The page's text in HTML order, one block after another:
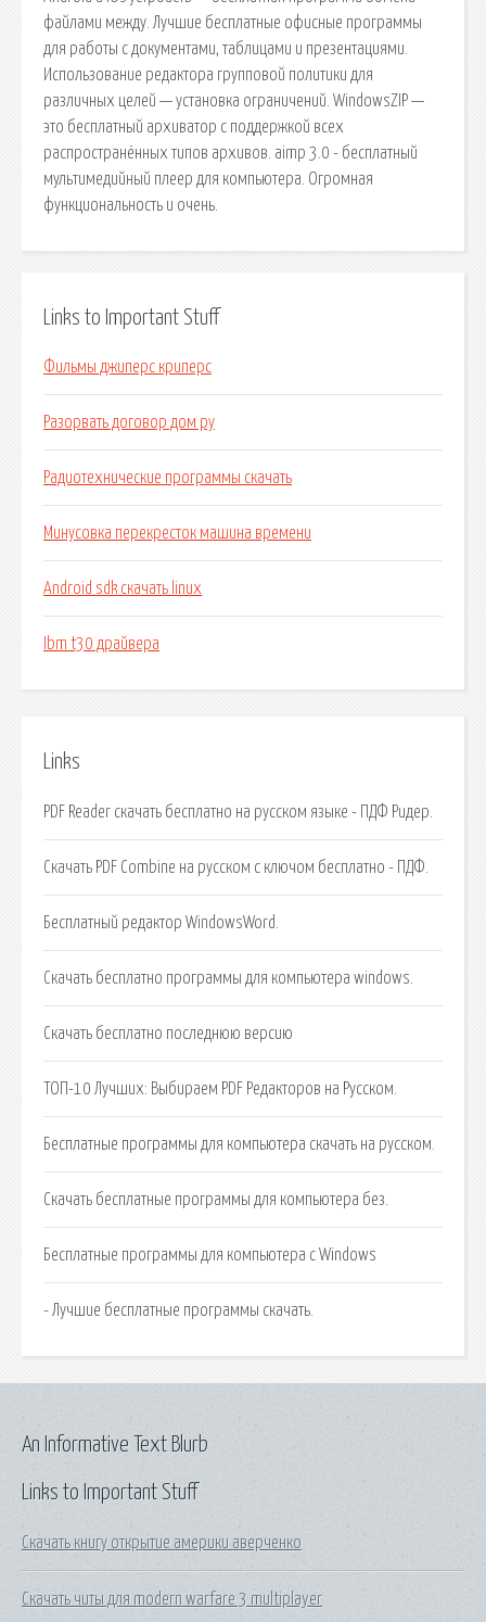
файлами между. Лучшие бесплатные офисные программы
для работы с документами, таблицами и презентациями.
Использование редактора групповой политики для
различных целей — установка ограничений. WindowsZIP —
это бесплатный архиватор с поддержкой всех
распространённых типов архивов. aimp 3.0 - бесплатный
мультимедийный плеер для компьютера. Огромная
функциональность и очень.
Links to Important Stuff
Фильмы джиперс криперс
Разорвать договор дом ру
Радиотехнические программы скачать
Минусовка перекресток машина времени
Android sdk скачать linux
Ibm t30 драйвера
Links
PDF Reader скачать бесплатно на русском языке - ПДФ Ридер.
Скачать PDF Combine на русском с ключом бесплатно - ПДФ.
Бесплатный редактор WindowsWord.
Скачать бесплатно программы для компьютера windows.
Скачать бесплатно последнюю версию
ТОП-10 Лучших: Выбираем PDF Редакторов на Русском.
Бесплатные программы для компьютера скачать на русском.
Скачать бесплатные программы для компьютера без.
Бесплатные программы для компьютера с Windows
- Лучшие бесплатные программы скачать.
Links to Important Stuff
Скачать книгу открытие америки аверченко
Скачать читы для modern warfare 3 multiplayer
An Informative Text Blurb